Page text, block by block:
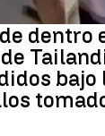
dentro
bajo